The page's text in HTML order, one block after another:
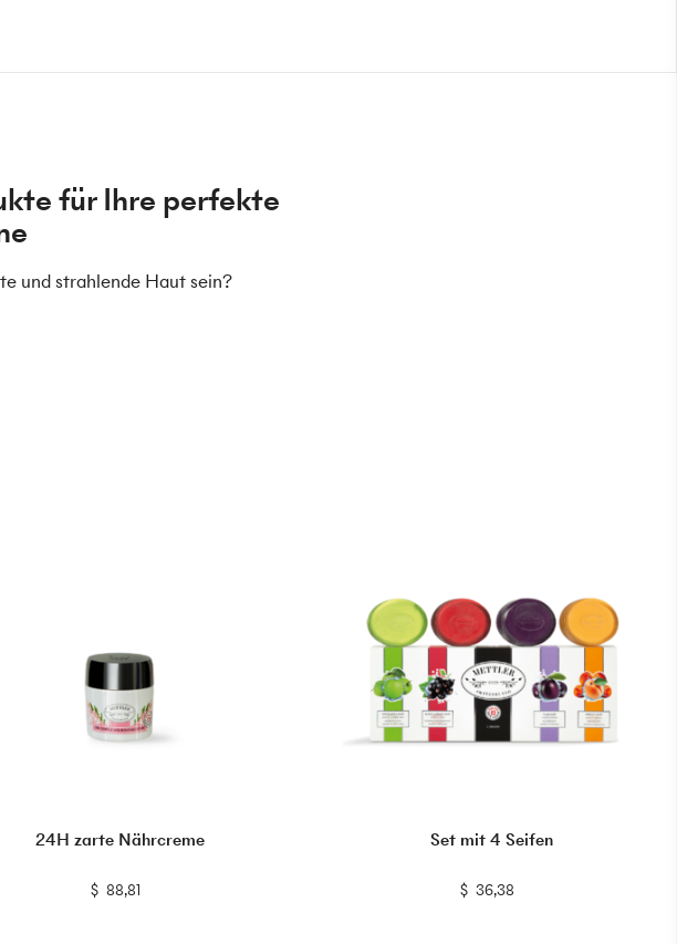
für Ihre perfekte
und strahlende Haut sein?
24H zarte Nährcreme
$ 88,81
Set mit 4 Seifen
$ 36,38